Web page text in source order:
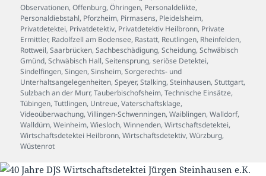
Observationen,Offenburg,Öhringen, Personaldelikte,
Personaldiebstahl, Pforzheim, Pirmasens, Pleidelsheim,
Privatdetektei, Privatdetektiv, Privatdetektiv Heilbronn, Private
Ermittler, Radolfzell am Bodensee, Rastatt, Reutlingen, Rheinfelden,
Rottweil,Saarbrücken,Sachbeschädigung,Scheidung,Schwäbisch
Gmünd,Schwäbisch Hall,Seitensprung,seriöse Detektei,
Sindelfingen,Singen,Sinsheim,Sorgerechts- und
Unterhaltsangelegenheiten,Speyer,Stalking,Steinhausen,Stuttgart,
Sulzbach an der Murr,Tauberbischofsheim,Technische Einsätze,
Tübingen,Tuttlingen, Untreue,Vaterschaftsklage,
Videoüberwachung,Villingen-Schwenningen,Waiblingen,Walldorf,
Walldürn,Weinheim,Wiesloch,Winnenden,Wirtschaftsdetektei,
Wirtschaftsdetektei Heilbronn,Wirtschaftsdetektiv,Würzburg,
Wüstenrot